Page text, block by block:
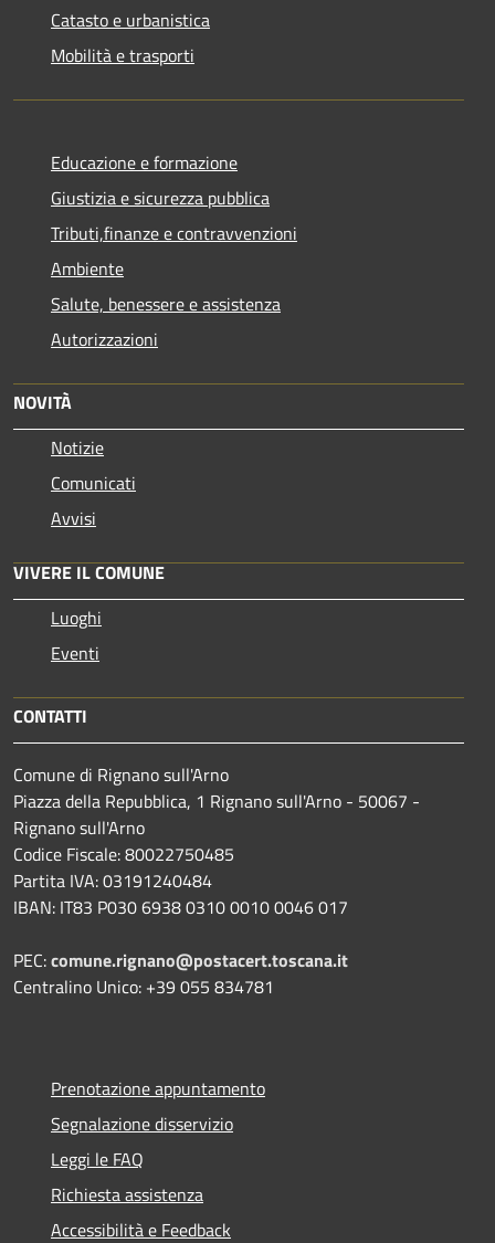
Catasto e urbanistica
Mobilità e trasporti
Educazione e formazione
Giustizia e sicurezza pubblica
Tributi,finanze e contravvenzioni
Ambiente
Salute, benessere e assistenza
Autorizzazioni
NOVITÀ
Notizie
Comunicati
Avvisi
VIVERE IL COMUNE
Luoghi
Eventi
CONTATTI
Comune di Rignano sull'Arno
Piazza della Repubblica, 1 Rignano sull'Arno - 50067 -
Rignano sull'Arno
Codice Fiscale: 80022750485
Partita IVA: 03191240484
IBAN: IT83 P030 6938 0310 0010 0046 017
PEC:comune.rignano@postacert.toscana.it
Centralino Unico: +39 055 834781
Prenotazione appuntamento
Segnalazione disservizio
Leggi le FAQ
Richiesta assistenza
Accessibilità e Feedback